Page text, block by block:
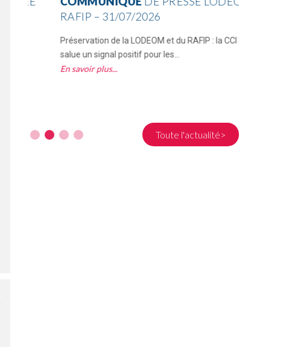
RAFIP – 31/07/2026
Préservation de la LODEOM et du RAFIP : la CCI Réunion
salue un signal positif pour les...
En savoir plus
Toute l'actualité>